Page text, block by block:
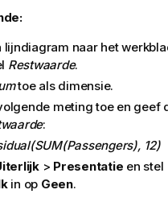
lijndiagram naar het
Restwaarde.
toe als dimensie.
meting toe en geef
:
12)
> Presentatie en stel
in op Geen.